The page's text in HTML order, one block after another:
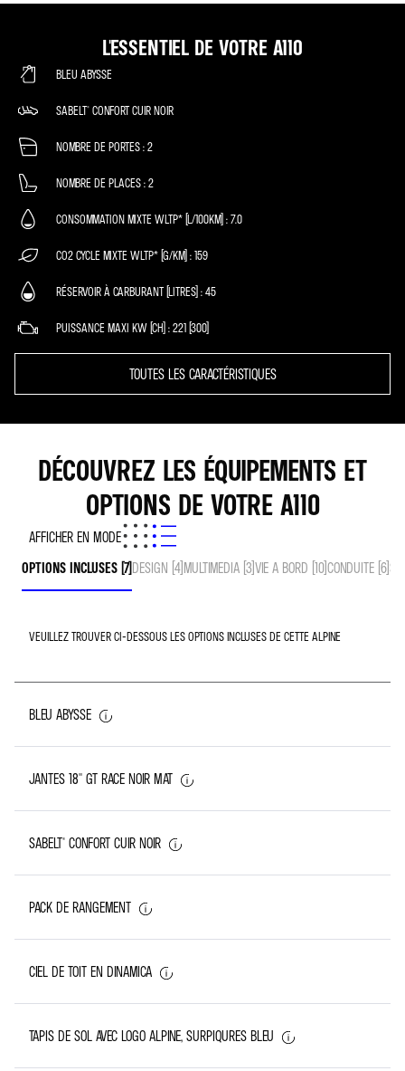
L'ESSENTIEL DE VOTRE A110
BLEU ABYSSE
SABELT® CONFORT CUIR NOIR
NOMBRE DE PORTES 2
NOMBRE DE PLACES 2
CONSOMMATION MIXTE WLTP* (L/100KM) 7.0
CO2 CYCLE MIXTE WLTP* (G/KM) 159
RÉSERVOIR À CARBURANT (LITRES) 45
PUISSANCE MAXI KW (CH) 221 (300)
TOUTES LES CARACTÉRISTIQUES
DÉCOUVREZ LES ÉQUIPEMENTS ET
OPTIONS DE VOTRE A110
AFFICHER EN MODE
OPTIONS INCLUSES (7)DESIGN (4) MULTIMEDIA (3) VIE A BORD (10) CONDUITE (6)
VEUILLEZ TROUVER CI-DESSOUS LES OPTIONS INCLUSES DE CETTE ALPINE
BLEU ABYSSE
JANTES 18'' GT RACE NOIR MAT
SABELT® CONFORT CUIR NOIR
PACK DE RANGEMENT
CIEL DE TOIT EN DINAMICA
TAPIS DE SOL AVEC LOGO ALPINE, SURPIQURES BLEU